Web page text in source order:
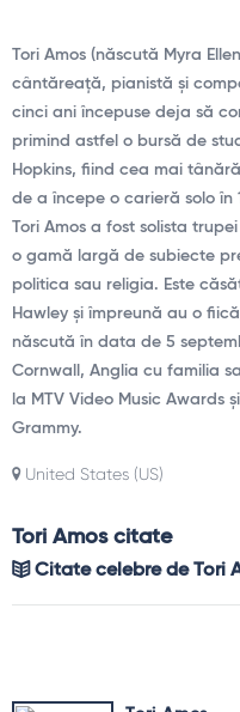
Tori Amos (născută Myra
cântăreață, pianistă și
cinci ani începuse deja să
primind astfel o bursă de
Hopkins, fiind cea mai
de a începe o carieră solo în
Tori Amos a fost solista
o gamă largă de subiecte
politica sau religia. Este
Hawley și împreună au o
născută în data de 5
Cornwall, Anglia cu familia
la MTV Video Music Awards
Grammy.
United States (US)
Tori Amos citate
Citate celebre de Tori